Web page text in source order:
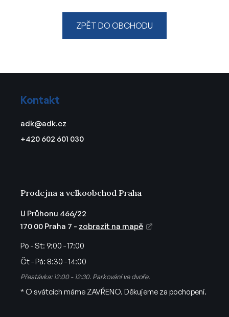
ZPĚT DO OBCHODU
Kontakt
adk@adk.cz
+420 602 601 030
Prodejna a velkoobchod Praha
U Průhonu 466/22
170 00 Praha 7 - zobrazit na mapě
Po - St: 9:00 - 17:00
Čt - Pá: 8:30 - 14:00
Přestávka: 12:00 - 12:30. Parkování ve dvoře.
* O svátcích máme ZAVŘENO. Děkujeme za pochopení.